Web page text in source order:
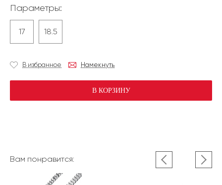
Параметры:
17 18.5
В избранное Намекнуть
В КОРЗИНУ
Вам понравится: